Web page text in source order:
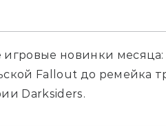
новинки месяца:
Fallout до ремейка
Darksiders.